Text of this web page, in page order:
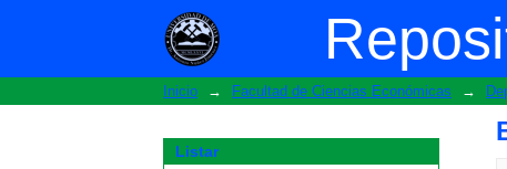
Buscar
Inicio → Facultad de Ciencias Económicas →
Listar